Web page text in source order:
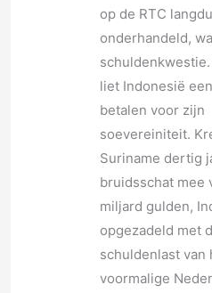
op de RTC
onderhandeld,
liet Indonesië
betalen voor zijn
soevereiniteit.
Suriname dertig
bruidsschat mee
miljard gulden,
opgezadeld met
schuldenlast van
voormalige